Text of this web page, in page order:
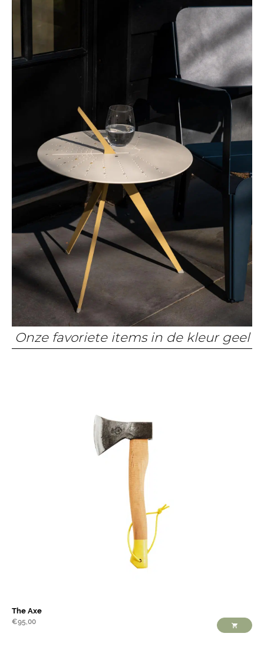
Onze favoriete items in de kleur geel
The Axe
€95,00